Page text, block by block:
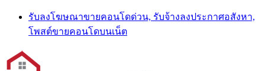
Skip
content
รับลงโฆษณาขายคอนโดด่วน, รับจ้างลงประกาศอสังหา,
โพสต์ขายคอนโดบนเน็ต